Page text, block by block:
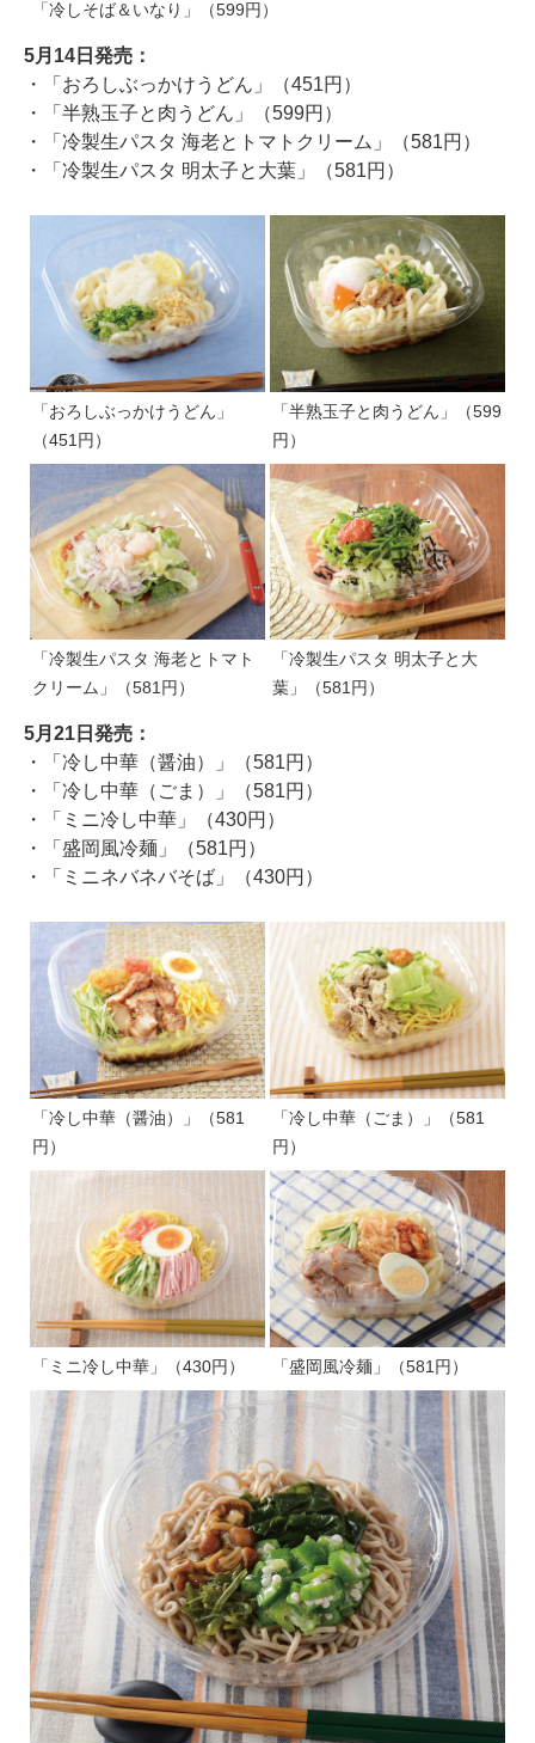
「冷しそば＆いなり」（599円）
5月14日発売：
・「おろしぶっかけうどん」（451円）
・「半熟玉子と肉うどん」（599円）
・「冷製生パスタ 海老とトマトクリーム」（581円）
・「冷製生パスタ 明太子と大葉」（581円）
「おろしぶっかけうどん」
（451円）
「半熟玉子と肉うどん」（599
円）
「冷製生パスタ 海老とトマト
クリーム」（581円）
「冷製生パスタ 明太子と大
葉」（581円）
5月21日発売：
・「冷し中華（醤油）」（581円）
・「冷し中華（ごま）」（581円）
・「ミニ冷し中華」（430円）
・「盛岡風冷麺」（581円）
・「ミニネバネバそば」（430円）
「冷し中華（醤油）」（581
円）
「冷し中華（ごま）」（581
円）
「ミニ冷し中華」（430円） 「盛岡風冷麺」（581円）